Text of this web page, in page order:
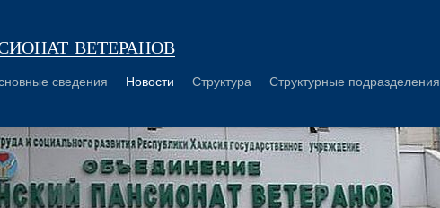
ветеранов
сведения Новости Структура Структурные подразделения